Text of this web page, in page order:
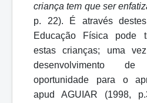
criança tem que ser
p. 22). É através
Educação Física pode
estas crianças; uma
desenvolvimento
oportunidade para o
apud AGUIAR (1998,